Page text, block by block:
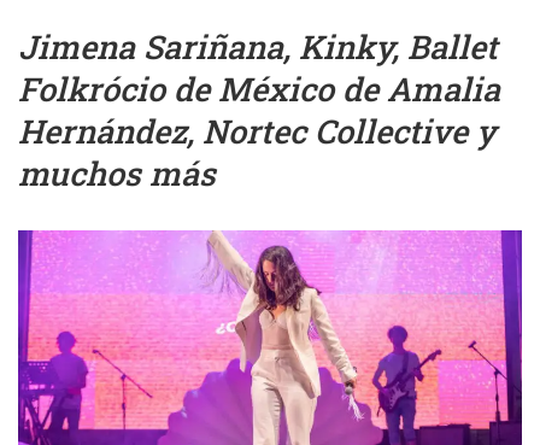
Jimena Sariñana, Kinky, Ballet
Folkrócio de México de Amalia
Hernández, Nortec Collective y
muchos más